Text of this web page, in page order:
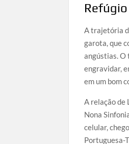
A trajetória
garota, que
angústias. O
engravidar,
em um bom
A relação de
Nona
celular,
Portuguesa-